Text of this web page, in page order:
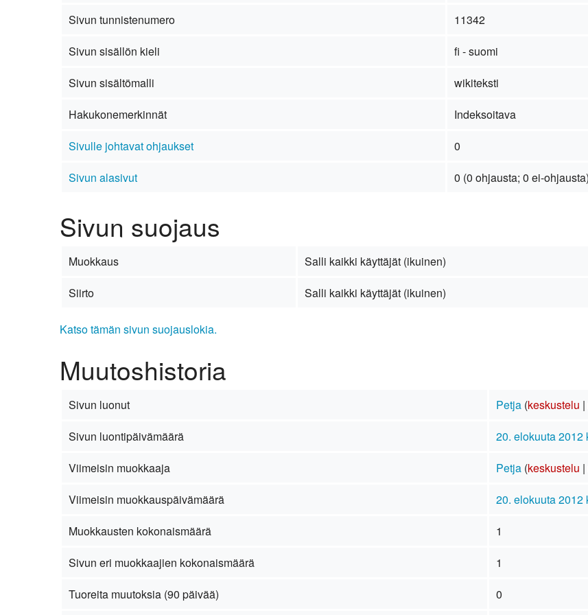
Kirkkoon liittyminen
Sivun tunnistenumero
11342
Sivun sisällön kieli
fi - suomi
Sivun sisältömalli
wikiteksti
Hakukonemerkinnät
Indeksoitava
Sivulle johtavat ohjaukset
0
Sivun alasivut
0 (0 ohjausta; 0 ei-ohjausta)
Sivun suojaus
Muokkaus
Salli kaikki käyttäjät (ikuinen)
Siirto
Salli kaikki käyttäjät (ikuinen)
Katso tämän sivun suojauslokia.
Muutoshistoria
Sivun luonut Petja (keskustelu |
Sivun luontipäivämäärä
20. elokuuta 2012
Viimeisin muokkaaja
Petja (keskustelu |
Viimeisin muokkauspäivämäärä
20. elokuuta 2012
Muokkausten kokonaismäärä
1
Sivun eri muokkaajien kokonaismäärä
1
Tuoreita muutoksia (90 päivää)
0